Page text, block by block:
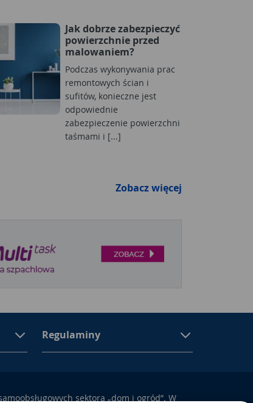
Jak dobrze zabezpieczyć
powierzchnie przed
malowaniem?
Podczas wykonywania prac
remontowych ścian i
sufitów, konieczne jest
odpowiednie
zabezpieczenie powierzchni
taśmami i [...]
Zobacz więcej
Regulaminy
sektora „dom i ogród”. W